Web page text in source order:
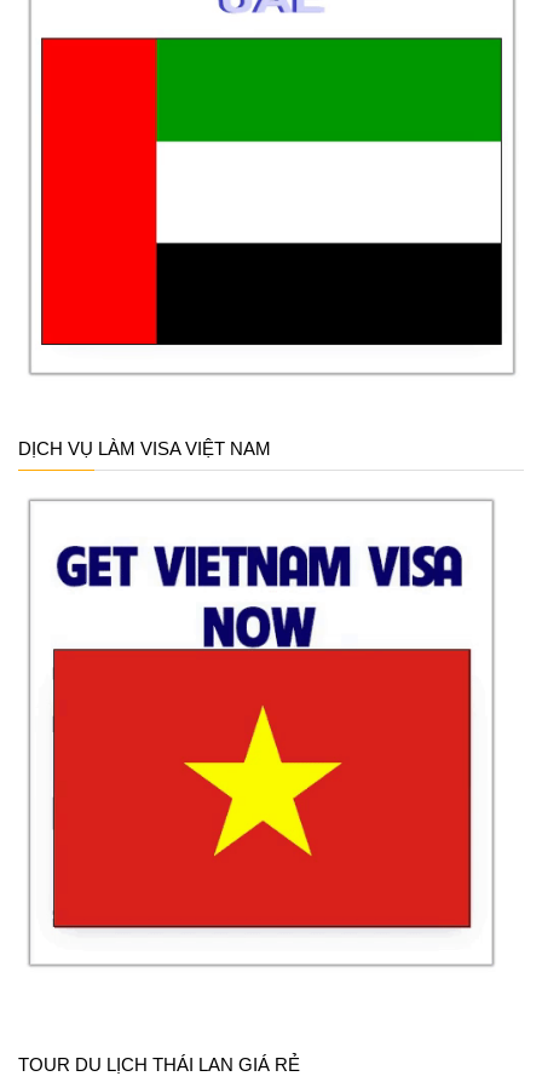
DỊCH VỤ LÀM VISA VIỆT NAM
TOUR DU LỊCH THÁI LAN GIÁ RẺ